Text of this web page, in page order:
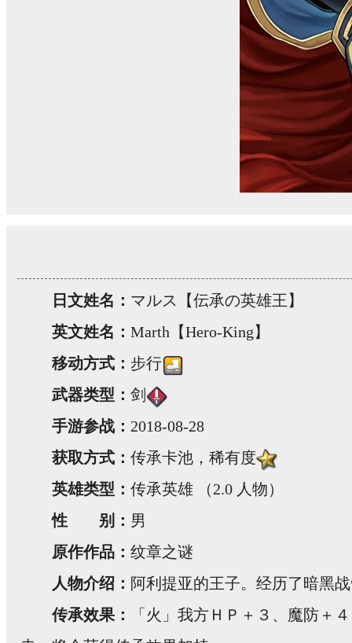
日文姓名： マルス【伝承の英雄王】
英文姓名： Marth【Hero-King】
移动方式： 步行
武器类型： 剑
手游参战： 2018-08-28
获取方式： 传承卡池，稀有度
英雄类型： 传承英雄 （2.0 人物）
性 别： 男
原作作品： 纹章之谜
人物介绍： 阿利提亚的王子。经历了暗黑
传承效果：
「火」我方ＨＰ＋３、魔防＋